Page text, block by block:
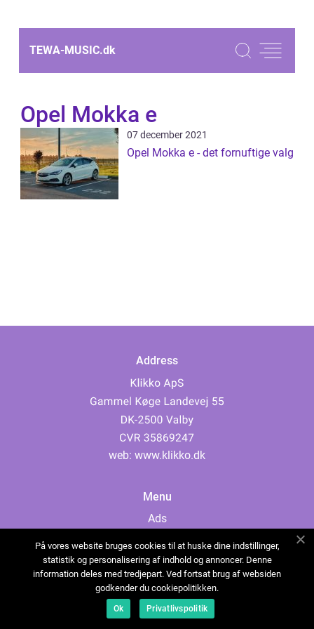
TEWA-MUSIC.dk
Opel Mokka e
07 december 2021
Opel Mokka e - det fornuftige valg
Address
web: www.klikko.dk
Menu
Ads
Cookies
Contact
Sitemap
På vores website bruges cookies til at huske dine indstillinger,
statistik og personalisering af indhold og annoncer. Denne
information deles med tredjepart. Ved fortsat brug af websiden
godkender du cookiepolitikken.
Ok Privatlivspolitik